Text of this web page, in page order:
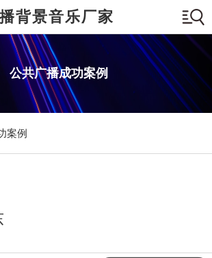
背景音乐厂家
公共广播成功案例
案例